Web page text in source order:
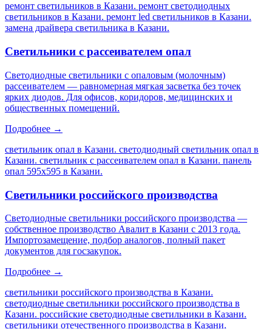
ремонт светильников в Казани. ремонт светодиодных
светильников в Казани. ремонт led светильников в Казани.
замена драйвера светильника в Казани.
Светильники с рассеивателем опал
Светодиодные светильники с опаловым (молочным)
рассеивателем — равномерная мягкая засветка без точек
ярких диодов. Для офисов, коридоров, медицинских и
общественных помещений.
Подробнее →
светильник опал в Казани. светодиодный светильник опал в
Казани. светильник с рассеивателем опал в Казани. панель
опал 595х595 в Казани.
Светильники российского производства
Светодиодные светильники российского производства —
собственное производство Авалит в Казани с 2013 года.
Импортозамещение, подбор аналогов, полный пакет
документов для госзакупок.
Подробнее →
светильники российского производства в Казани.
светодиодные светильники российского производства в
Казани. российские светодиодные светильники в Казани.
светильники отечественного производства в Казани.